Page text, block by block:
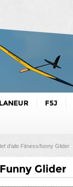
F5J
d'aile Fitness/funny Glider
Glider